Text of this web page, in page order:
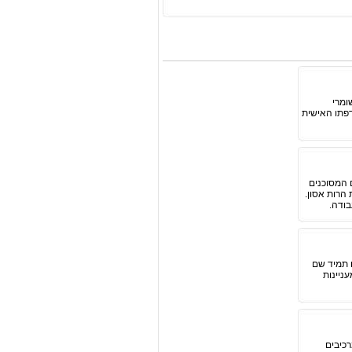
האישית
המסוכנים
הרות אסון.
תמיד שם